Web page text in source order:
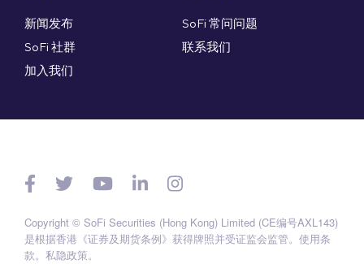
新闻发布
SoFi 社群
加入我们
SoFi 常问问题
联系我们
Copyright © SoFi Securities (Hong Kong) Limited (CE编号AXL143)
是根据香港《证券及期货条例》获得牌照并受证监会监管。 使用条
款。 私隐政策。